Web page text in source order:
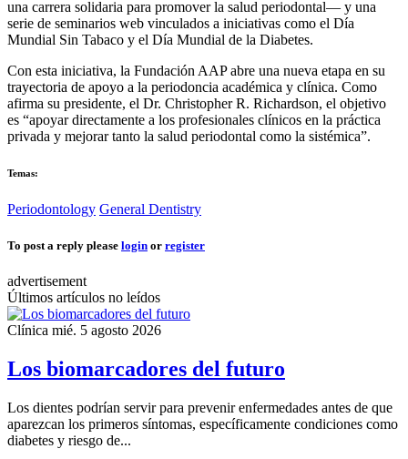
una carrera solidaria para promover la salud periodontal— y una
serie de seminarios web vinculados a iniciativas como el Día
Mundial Sin Tabaco y el Día Mundial de la Diabetes.
Con esta iniciativa, la Fundación AAP abre una nueva etapa en su
trayectoria de apoyo a la periodoncia académica y clínica. Como
afirma su presidente, el Dr. Christopher R. Richardson, el objetivo
es “apoyar directamente a los profesionales clínicos en la práctica
privada y mejorar tanto la salud periodontal como la sistémica”.
Temas:
Periodontology General Dentistry
To post a reply please login or register
advertisement
Últimos artículos no leídos
Clínica mié. 5 agosto 2026
Los biomarcadores del futuro
Los dientes podrían servir para prevenir enfermedades antes de que
aparezcan los primeros síntomas, específicamente condiciones como
diabetes y riesgo de...